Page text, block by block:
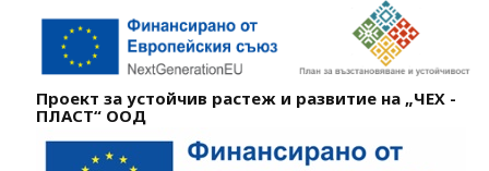
Проект за устойчив растеж и развитие на „ЧЕХ -
ПЛАСТ“ ООД